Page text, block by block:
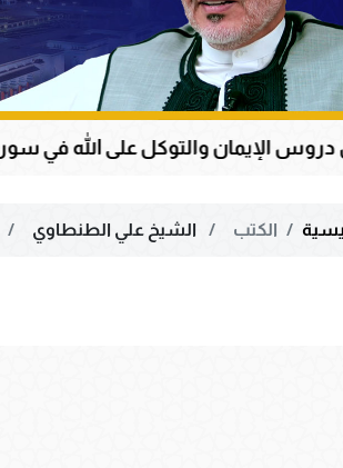
على الله في سورة يوسف
الكتب الشيخ علي الطنطاوي